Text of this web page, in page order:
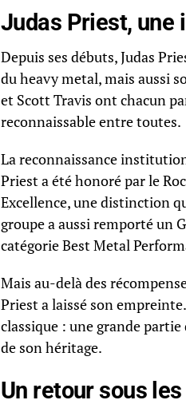
Judas Priest, une
Depuis ses débuts, Judas
du heavy metal, mais aussi
et Scott Travis ont chacun
reconnaissable entre toutes.
La reconnaissance
Priest a été honoré par le
Excellence, une distinction
groupe a aussi remporté un
catégorie Best Metal
Mais au-delà des
Priest a laissé son
classique : une grande
de son héritage.
Un retour sous